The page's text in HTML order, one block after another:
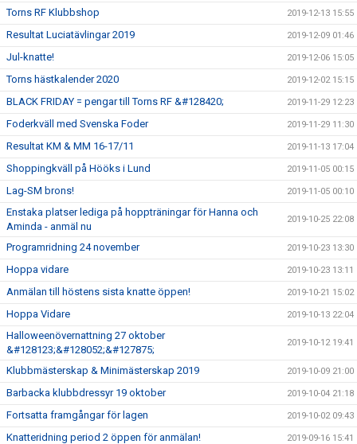
Torns RF Klubbshop 2019-12-13 15:55
Resultat Luciatävlingar 2019 2019-12-09 01:46
Jul-knatte! 2019-12-06 15:05
Torns hästkalender 2020 2019-12-02 15:15
BLACK FRIDAY = pengar till Torns RF &#128420; 2019-11-29 12:23
Foderkväll med Svenska Foder 2019-11-29 11:30
Resultat KM & MM 16-17/11 2019-11-13 17:04
Shoppingkväll på Hööks i Lund 2019-11-05 00:15
Lag-SM brons! 2019-11-05 00:10
Enstaka platser lediga på hoppträningar för Hanna och
Aminda - anmäl nu
2019-10-25 22:08
Programridning 24 november 2019-10-23 13:30
Hoppa vidare 2019-10-23 13:11
Anmälan till höstens sista knatte öppen! 2019-10-21 15:02
Hoppa Vidare 2019-10-13 22:04
Halloweenövernattning 27 oktober
&#128123;&#128052;&#127875;
2019-10-12 19:41
Klubbmästerskap & Minimästerskap 2019 2019-10-09 21:00
Barbacka klubbdressyr 19 oktober 2019-10-04 21:18
Fortsatta framgångar för lagen 2019-10-02 09:43
Knatteridning period 2 öppen för anmälan! 2019-09-16 15:41